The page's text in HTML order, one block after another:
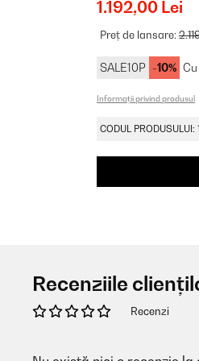
1.192,00 Lei
Preț de lansare:
SALE10P -10%
Informații privind produsul
CODUL
Recenziile
Recenzi